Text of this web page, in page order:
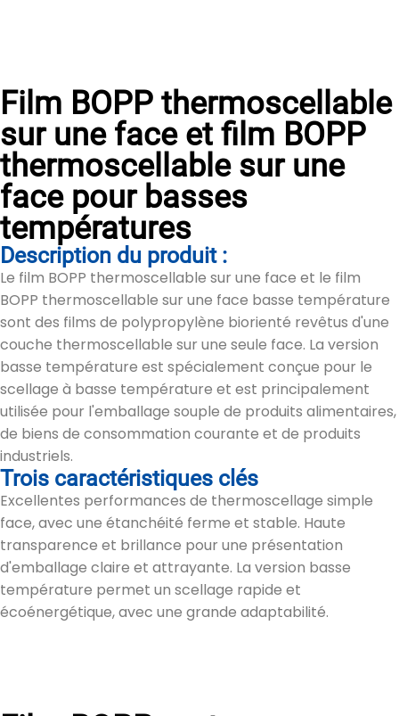
Film BOPP thermoscellable
sur une face et film BOPP
thermoscellable sur une
face pour basses
températures
Description du produit :
Le film BOPP thermoscellable sur une face et le film
BOPP thermoscellable sur une face basse température
sont des films de polypropylène biorienté revêtus d'une
couche thermoscellable sur une seule face. La version
basse température est spécialement conçue pour le
scellage à basse température et est principalement
utilisée pour l'emballage souple de produits alimentaires,
de biens de consommation courante et de produits
industriels.
Trois caractéristiques clés
Excellentes performances de thermoscellage simple
face, avec une étanchéité ferme et stable. Haute
transparence et brillance pour une présentation
d'emballage claire et attrayante. La version basse
température permet un scellage rapide et
écoénergétique, avec une grande adaptabilité.